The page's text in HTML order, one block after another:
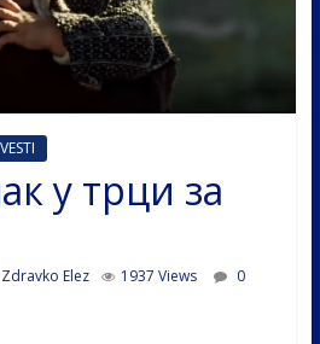
у трци за
Zdravko Elez 1937 Views
0